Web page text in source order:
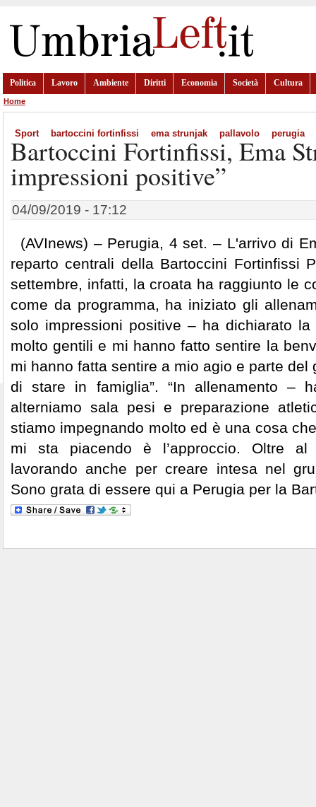
Politica Lavoro Ambiente Diritti Economia Società Cultura
Home
Sport bartoccini fortinfissi ema strunjak pallavolo perugia
Bartoccini Fortinfissi, Ema
impressioni positive”
04/09/2019 - 17:12
(AVInews) – Perugia, 4 set. – L'arrivo di
reparto centrali della Bartoccini Fortinfissi
settembre, infatti, la croata ha raggiunto le
come da programma, ha iniziato gli
solo impressioni positive – ha dichiarato
molto gentili e mi hanno fatto sentire la
mi hanno fatta sentire a mio agio e parte
di stare in famiglia”. “In allenamento –
alterniamo sala pesi e preparazione
stiamo impegnando molto ed è una cosa
mi sta piacendo è l’approccio. Oltre
lavorando anche per creare intesa nel
Sono grata di essere qui a Perugia per la